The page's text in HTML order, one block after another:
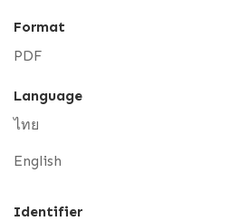
Format
PDF
Language
ไทย
English
Identifier